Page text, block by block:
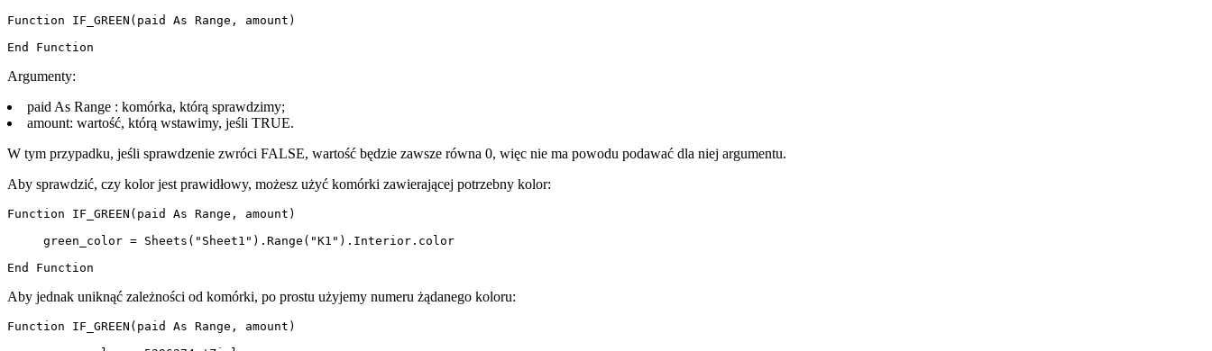
Function IF_GREEN(paid As Range, amount)
Argumenty:
paid As Range : komórka, którą sprawdzimy;
amount: wartość, którą wstawimy, jeśli TRUE.
W tym przypadku, jeśli sprawdzenie zwróci FALSE, wartość będzie zawsze równa 0, więc nie ma powodu podawać dla niej argumentu.
Aby sprawdzić, czy kolor jest prawidłowy, możesz użyć komórki zawierającej potrzebny kolor:
Function IF_GREEN(paid As Range, amount)
     green_color = Sheets("Sheet1").Range("K1").Interior.color
Aby jednak uniknąć zależności od komórki, po prostu użyjemy numeru żądanego koloru:
Function IF_GREEN(paid As Range, amount)